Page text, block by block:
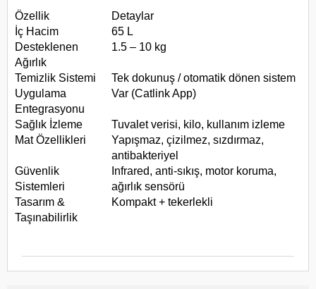
Özellik
Detaylar
İç Hacim
65 L
Desteklenen
Ağırlık
1.5 – 10 kg
Temizlik Sistemi
Tek dokunuş / otomatik dönen sistem
Uygulama
Entegrasyonu
Var (Catlink App)
Sağlık İzleme
Tuvalet verisi, kilo, kullanım izleme
Mat Özellikleri
Yapışmaz, çizilmez, sızdırmaz,
antibakteriyel
Güvenlik
Sistemleri
Infrared, anti-sıkış, motor koruma,
ağırlık sensörü
Tasarım &
Taşınabilirlik
Kompakt + tekerlekli